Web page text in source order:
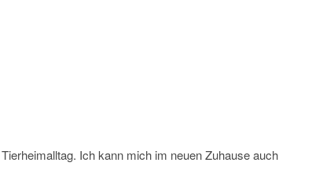
Ich kann mich im neuen Zuhause auch